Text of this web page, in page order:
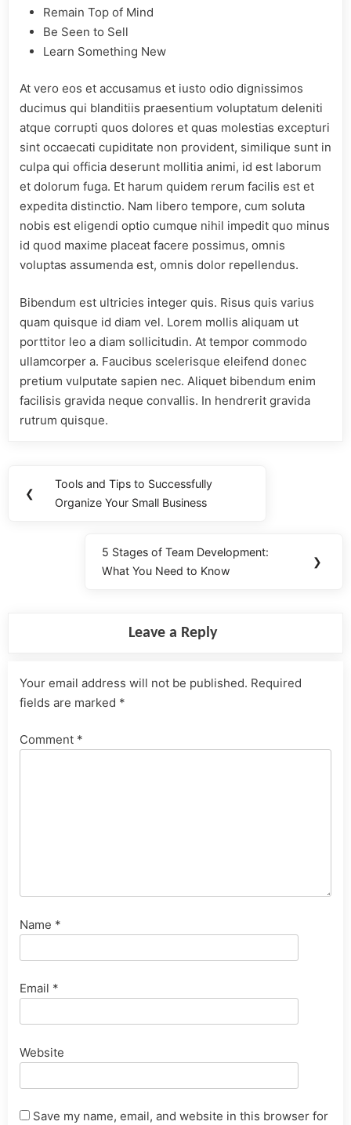
Remain Top of Mind
Be Seen to Sell
Learn Something New
At vero eos et accusamus et iusto odio dignissimos
ducimus qui blanditiis praesentium voluptatum deleniti
atque corrupti quos dolores et quas molestias excepturi
sint occaecati cupiditate non provident, similique sunt in
culpa qui officia deserunt mollitia animi, id est laborum
et dolorum fuga. Et harum quidem rerum facilis est et
expedita distinctio. Nam libero tempore, cum soluta
nobis est eligendi optio cumque nihil impedit quo minus
id quod maxime placeat facere possimus, omnis
voluptas assumenda est, omnis dolor repellendus.
Bibendum est ultricies integer quis. Risus quis varius
quam quisque id diam vel. Lorem mollis aliquam ut
porttitor leo a diam sollicitudin. At tempor commodo
ullamcorper a. Faucibus scelerisque eleifend donec
pretium vulputate sapien nec. Aliquet bibendum enim
facilisis gravida neque convallis. In hendrerit gravida
rutrum quisque.
❮
Tools and Tips to Successfully
Organize Your Small Business
5 Stages of Team Development:
What You Need to Know
❯
Leave a Reply
Your email address will not be published. Required
fields are marked *
Comment *
Name *
Email *
Website
Save my name, email, and website in this browser for